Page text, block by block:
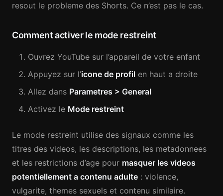
resout le probleme des Shorts. Ce n’est pas le cas.
Comment activer le mode restreint
Ouvrez YouTube sur l’appareil de votre enfant
Appuyez sur l’icone de profil en haut a droite
Allez dans Parametres > General
Activez le Mode restreint
Le mode restreint utilise des signaux comme les
titres des videos, les descriptions, les metadonnees
et les restrictions d’age pour masquer les videos
potentiellement a contenu adulte : violence,
vulgarite, themes sexuels et contenu similaire.